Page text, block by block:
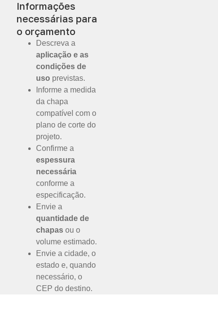
Informações
necessárias para
o orçamento
Descreva a
aplicação e as
condições de
uso previstas.
Informe a medida
da chapa
compatível com o
plano de corte do
projeto.
Confirme a
espessura
necessária
conforme a
especificação.
Envie a
quantidade de
chapas ou o
volume estimado.
Envie a cidade, o
estado e, quando
necessário, o
CEP do destino.